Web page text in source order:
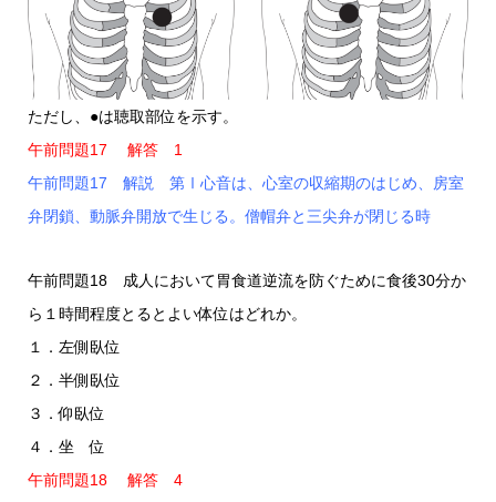
ただし、●は聴取部位を示す。
午前問題17 解答 1
午前問題17 解説 第Ⅰ心音は、心室の収縮期のはじめ、房室
弁閉鎖、動脈弁開放で生じる。僧帽弁と三尖弁が閉じる時
午前問題18 成人において胃食道逆流を防ぐために食後30分か
ら１時間程度とるとよい体位はどれか。
１．左側臥位
２．半側臥位
３．仰臥位
４．坐 位
午前問題18 解答 4